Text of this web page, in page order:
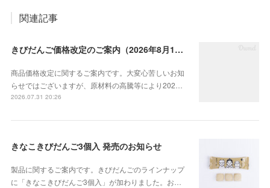
関連記事
きびだんご価格改定のご案内（2026年8月1日より）
商品価格改定に関するご案内です。大変心苦しいお知
らせではございますが、原材料の高騰等により202…
2026.07.31 20:26
きなこきびだんご3個入 発売のお知らせ
製品に関するご案内です。きびだんごのラインナップ
に「きなこきびだんご3個入」が加わりました。お…